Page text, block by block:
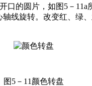
的圆片，如图5－
线旋转。改变红、绿
图5－11颜色转盘